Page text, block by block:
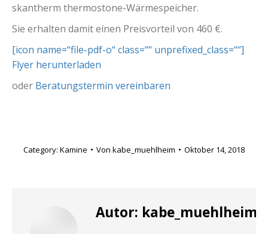
skantherm thermostone-Wärmespeicher.
Sie erhalten damit einen Preisvorteil von 460 €.
[icon name=“file-pdf-o“ class=““ unprefixed_class=““]
Flyer herunterladen
oder Beratungstermin vereinbaren
Category: Kamine Von kabe_muehlheim Oktober 14, 2018
Autor: kabe_muehlheim